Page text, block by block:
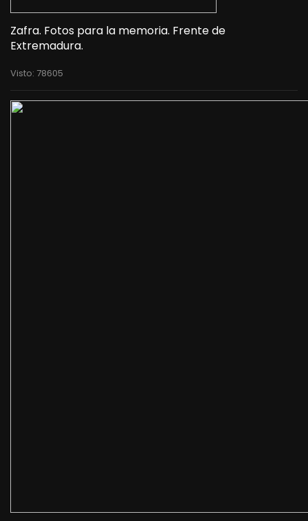
Zafra. Fotos para la memoria. Frente de
Extremadura.
Visto: 78605